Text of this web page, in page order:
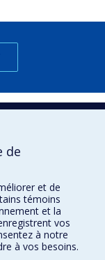
un Conseil
de
et de
témoins
et la
vos
à notre
à vos besoins.